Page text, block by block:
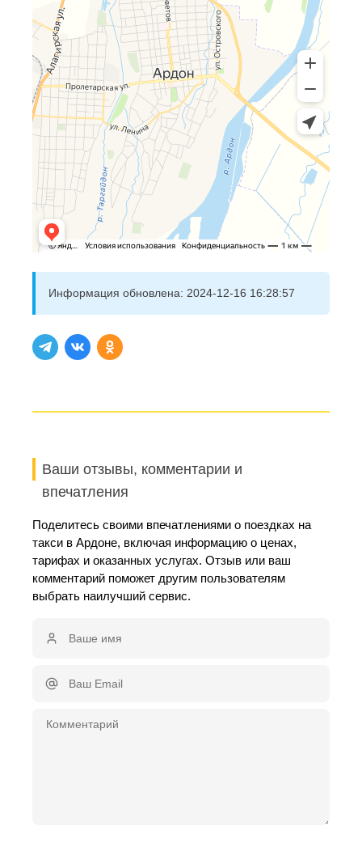
Информация обновлена: 2024-12-16 16:28:57
Ваши отзывы, комментарии и
впечатления
Поделитесь своими впечатлениями о поездках на
такси в Ардоне, включая информацию о ценах,
тарифах и оказанных услугах. Отзыв или ваш
комментарий поможет другим пользователям
выбрать наилучший сервис.